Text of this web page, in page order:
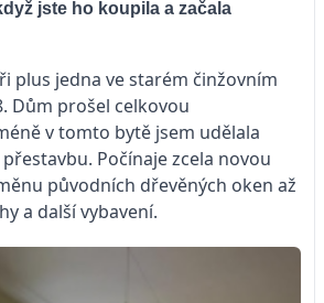
jste ho koupila a začala
plus jedna ve starém činžovním
Dům prošel celkovou
v tomto bytě jsem udělala
Počínaje zcela novou
původních dřevěných oken až
a další vybavení.